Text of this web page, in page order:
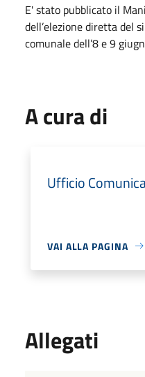
E' stato pubblicato il
dell’elezione diretta del
comunale dell’8 e 9
A cura di
Ufficio
VAI ALLA PAGINA
Allegati